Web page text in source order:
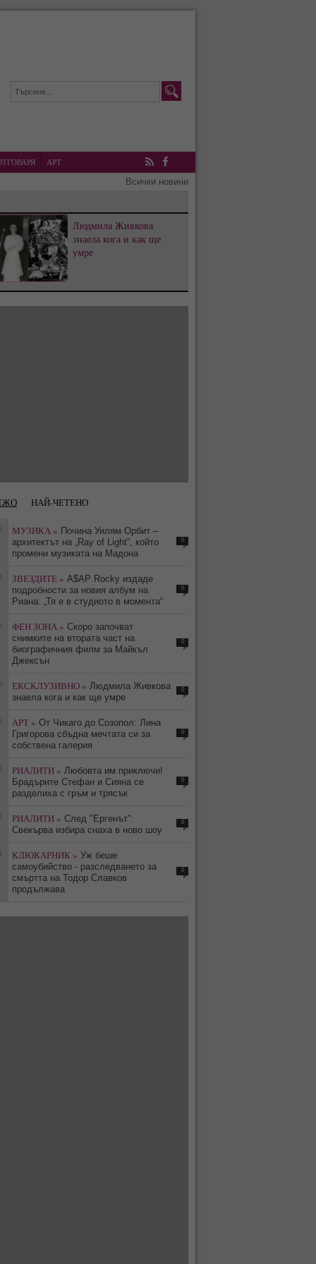
АРТ
RSS Facebook
Всички новини
Людмила Живкова
знаела кога и как ще
умре
НАЙ-ЧЕТЕНО
МУЗИКА » Почина Уилям Орбит –
архитектът на „Ray of Light“, който
промени музиката на Мадона
0
ЗВЕЗДИТЕ » A$AP Rocky издаде
подробности за новия албум на
Риана: „Тя е в студиото в момента“
0
ФЕН ЗОНА » Скоро започват
снимките на втората част на
биографичния филм за Майкъл
Джексън
0
ЕКСКЛУЗИВНО » Людмила Живкова
знаела кога и как ще умре
0
АРТ » От Чикаго до Созопол: Лина
Григорова сбъдна мечтата си за
собствена галерия
0
РИАЛИТИ » Любовта им приключи!
Брадърите Стефан и Сияна се
разделиха с гръм и трясък
0
РИАЛИТИ » След "Ергенът":
Свекърва избира снаха в ново шоу
0
КЛЮКАРНИК » Уж беше
самоубийство - разследването за
смъртта на Тодор Славков
продължава
0